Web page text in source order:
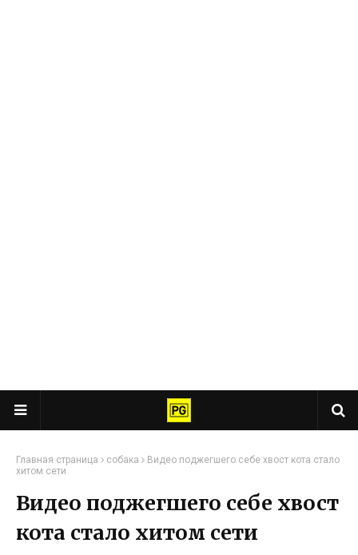
Главная страница собака
Видео поджегшего себе хвост кота стало
хитом сети
Видео поджегшего себе хвост
кота стало хитом сети